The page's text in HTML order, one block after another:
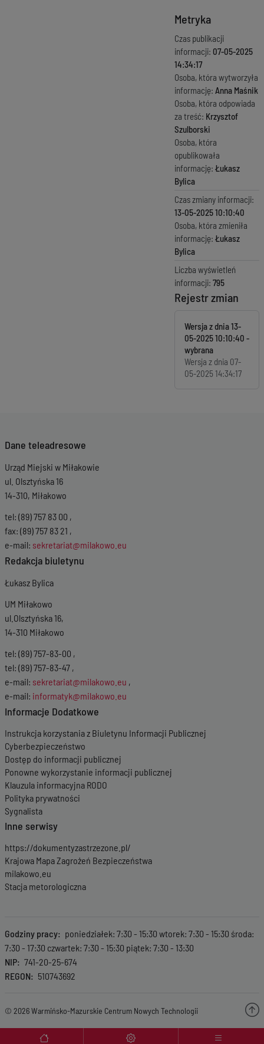
Menu wyróżnione
Metryka
Czas publikacji
informacji: 07-05-2025
14:34:17
Osoba, która wytworzyła
informację: Anna Maśnik
Osoba, która odpowiada
za treść: Krzysztof
Szulborski
Osoba, która
opublikowała
informację: Łukasz
Bylica
Czas zmiany informacji:
13-05-2025 10:10:40
Osoba, która zmieniła
informację: Łukasz
Bylica
Liczba wyświetleń
informacji: 795
Rejestr zmian
Wersja z dnia13-
05-2025 10:10:40
Wersja z dnia 07-
05-2025 14:34:17
Dane teleadresowe
Urząd Miejski w Miłakowie
ul. Olsztyńska 16
14-310, Miłakowo
tel: (89) 757 83 00 ,
fax: (89) 757 83 21 ,
e-mail: sekretariat@milakowo.eu
Redakcja biuletynu
Łukasz Bylica
UM Miłakowo
ul.Olsztyńska 16,
14-310 Miłakowo
tel: (89) 757-83-00 ,
tel: (89) 757-83-47 ,
e-mail: sekretariat@milakowo.eu ,
e-mail: informatyk@milakowo.eu
Informacje Dodatkowe
Instrukcja korzystania z Biuletynu Informacji Publicznej
Cyberbezpieczeństwo
Dostęp do informacji publicznej
Ponowne wykorzystanie informacji publicznej
Klauzula informacyjna RODO
Polityka prywatności
Sygnalista
Inne serwisy
https://dokumentyzastrzezone.pl/
Krajowa Mapa Zagrożeń Bezpieczeństwa
milakowo.eu
Stacja metorologiczna
Godziny pracy
poniedziałek: 7:30 - 15:30 wtorek: 7:30 - 15:30 środa:
7:30 - 17:30 czwartek: 7:30 - 15:30 piątek: 7:30 - 13:30
NIP
741-20-25-674
REGON
510743692
© 2026 Warmińsko-Mazurskie Centrum Nowych Technologii